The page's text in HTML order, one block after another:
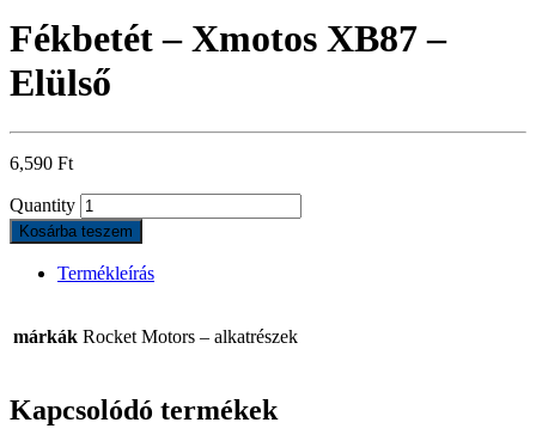
Fékbetét – Xmotos XB87 –
Elülső
6,590 Ft
Quantity
Kosárba teszem
Termékleírás
márkák Rocket Motors – alkatrészek
Kapcsolódó termékek